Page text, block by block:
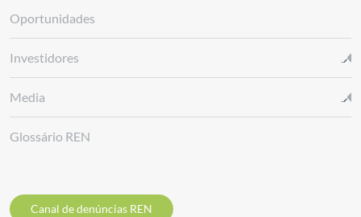
Oportunidades
Investidores
Media
Glossário REN
Canal de denúncias REN